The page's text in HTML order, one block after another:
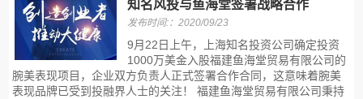
知名风投与鱼海堂签署战略合作
发布时间:：2020/09/23
9月22日上午，上海知名投资公司确定投资
1000万美金入股福建鱼海堂贸易有限公司的
腕美表现项目，企业双方负责人正式签署合作合同，这意味着腕美
表现品牌已受到投融界人士的关注！ 福建鱼海堂贸易有限公司秉持